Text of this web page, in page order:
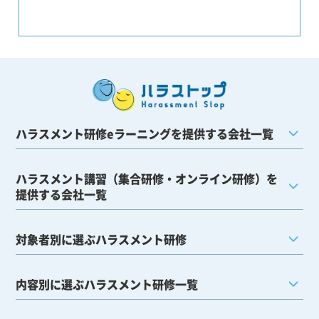
ハラスメント研修eラーニングを提供する会社一覧
ハラスメント講習（集合研修・オンライン研修）を
提供する会社一覧
対象者別に選ぶハラスメント研修
内容別に選ぶハラスメント研修一覧